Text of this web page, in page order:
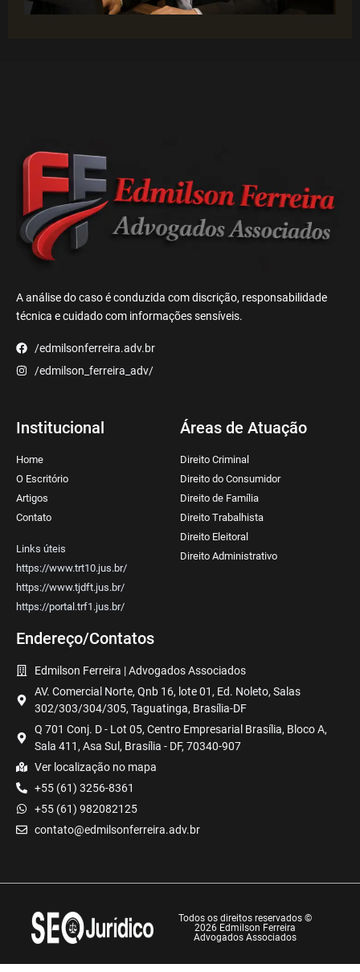
A análise do caso é conduzida com discrição, responsabilidade
técnica e cuidado com informações sensíveis.
/edmilsonferreira.adv.br
/edmilson_ferreira_adv/
Institucional
Home
O Escritório
Artigos
Contato
Links úteis
https://www.trt10.jus.br/
https://www.tjdft.jus.br/
https://portal.trf1.jus.br/
Áreas de Atuação
Direito Criminal
Direito do Consumidor
Direito de Família
Direito Trabalhista
Direito Eleitoral
Direito Administrativo
Endereço/Contatos
Edmilson Ferreira | Advogados Associados
AV. Comercial Norte, Qnb 16, lote 01, Ed. Noleto, Salas
302/303/304/305, Taguatinga, Brasília-DF
Q 701 Conj. D - Lot 05, Centro Empresarial Brasília, Bloco A,
Sala 411, Asa Sul, Brasília - DF, 70340-907
Ver localização no mapa
+55 (61) 3256-8361
+55 (61) 982082125
contato@edmilsonferreira.adv.br
Todos os direitos reservados ©
2026 Edmilson Ferreira
Advogados Associados